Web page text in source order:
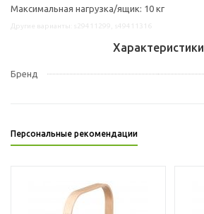
Максимальная нагрузка/ящик: 10 кг
Характеристики
Бренд
Персональные рекомендации